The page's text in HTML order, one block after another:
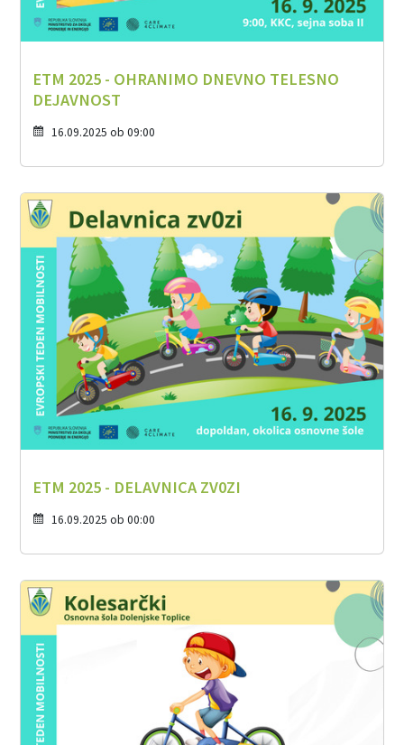
ETM 2025 - OHRANIMO DNEVNO TELESNO
DEJAVNOST
16.09.2025 ob 09:00
ETM 2025 - DELAVNICA ZV0ZI
16.09.2025 ob 00:00